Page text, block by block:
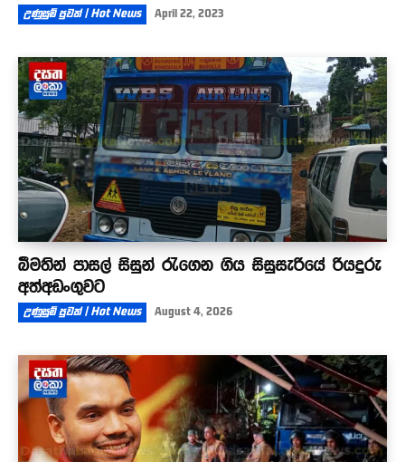
උණුසුම් පුවත් | Hot News April 22, 2023
බීමතින් පාසල් සිසුන් රැගෙන ගිය සිසුසැරියේ රියදුරු
අත්අඩංගුවට
උණුසුම් පුවත් | Hot News August 4, 2026